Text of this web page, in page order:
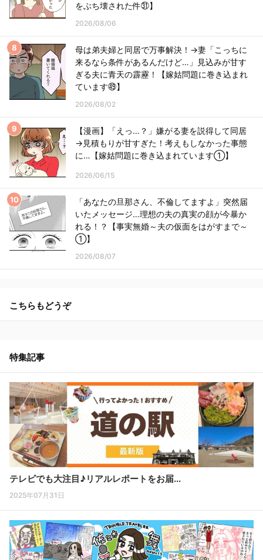
をぶち壊された件㉛】
2026/08/06
母は弟夫婦と同居で万事解決！→妻「こっちに
来るなら条件があるんだけど…」見込みが甘す
ぎる夫に青天の霹靂！【嫁姑問題に巻き込まれ
ています㊾】
2026/08/02
【漫画】「えっ…？」嫌がる妻を説得して同居
→見積もりが甘すぎた！考えもしなかった事態
に…【嫁姑問題に巻き込まれています①】
2026/06/15
「あなたの旦那さん、不倫してますよ」突然届
いたメッセージ…理想の夫の真実の顔が今暴か
れる！？【事実無婚～夫の仮面をはがすまで～
①】
2026/08/07
こちらもどうぞ
特集記事
テレビでも大注目♪リアルレポートをお届...
2025年07月31日